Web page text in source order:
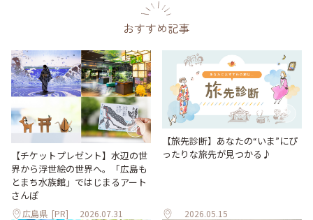
おすすめ記事
【チケットプレゼント】水辺の世
界から浮世絵の世界へ。「広島も
とまち水族館」ではじまるアート
さんぽ
広島県 [PR] 2026.07.31
【旅先診断】あなたの“いま”にぴ
ったりな旅先が見つかる♪
2026.05.15